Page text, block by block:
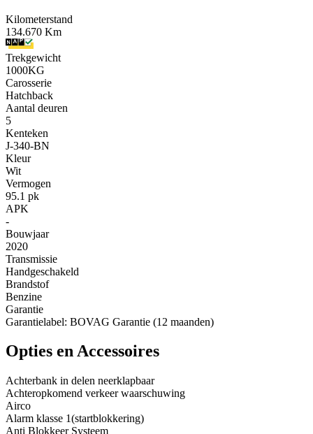
Kilometerstand
134.670 Km
Trekgewicht
1000KG
Carosserie
Hatchback
Aantal deuren
5
Kenteken
J-340-BN
Kleur
Wit
Vermogen
95.1 pk
APK
-
Bouwjaar
2020
Transmissie
Handgeschakeld
Brandstof
Benzine
Garantie
Garantielabel: BOVAG Garantie (12 maanden)
Opties en Accessoires
Achterbank in delen neerklapbaar
Achteropkomend verkeer waarschuwing
Airco
Alarm klasse 1(startblokkering)
Anti Blokkeer Systeem